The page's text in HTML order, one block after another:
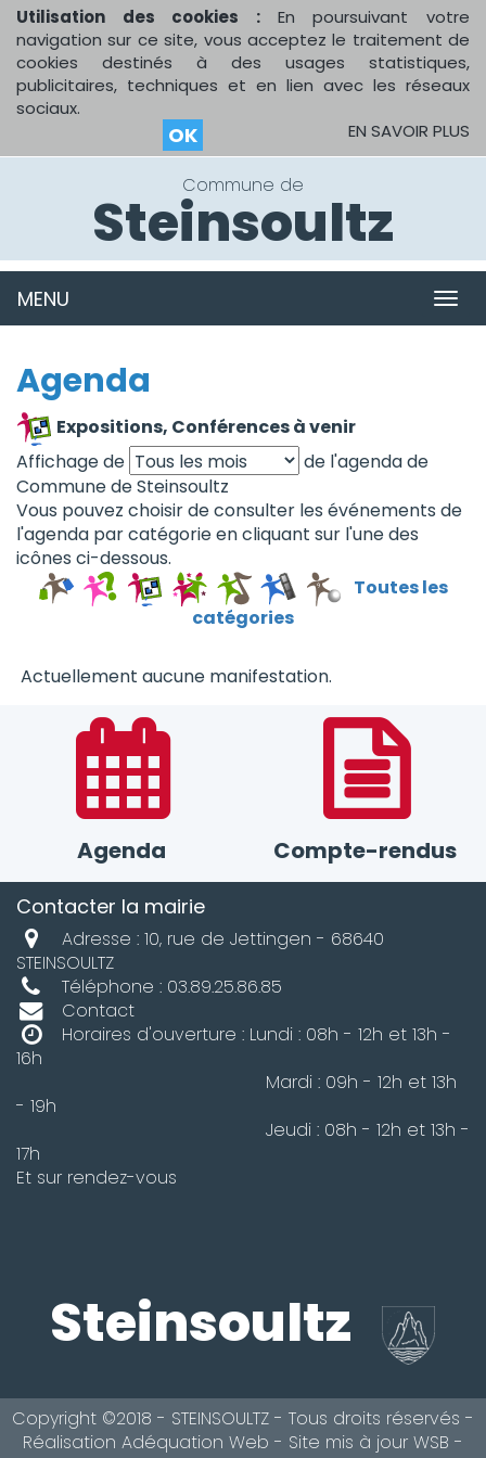
Utilisation des cookies : En poursuivant votre
navigation sur ce site, vous acceptez le traitement de
cookies destinés à des usages statistiques,
publicitaires, techniques et en lien avec les réseaux
sociaux.
OK EN SAVOIR PLUS
Commune de
Steinsoultz
MENU
Agenda
Expositions, Conférences à venir
Affichage de
de l'agenda de
Commune de Steinsoultz
Vous pouvez choisir de consulter les événements de
l'agenda par catégorie en cliquant sur l'une des
icônes ci-dessous.
Toutes les
catégories
Actuellement aucune manifestation.
Agenda Compte-rendus
Contacter la mairie
Adresse : 10, rue de Jettingen - 68640
STEINSOULTZ
Téléphone : 03.89.25.86.85
Contact
Horaires d'ouverture : Lundi : 08h - 12h et 13h -
16h
Mardi : 09h - 12h et 13h
- 19h
Jeudi : 08h - 12h et 13h -
17h
Et sur rendez-vous
Steinsoultz
Copyright ©2018 - STEINSOULTZ - Tous droits réservés -
Réalisation Adéquation Web - Site mis à jour WSB -